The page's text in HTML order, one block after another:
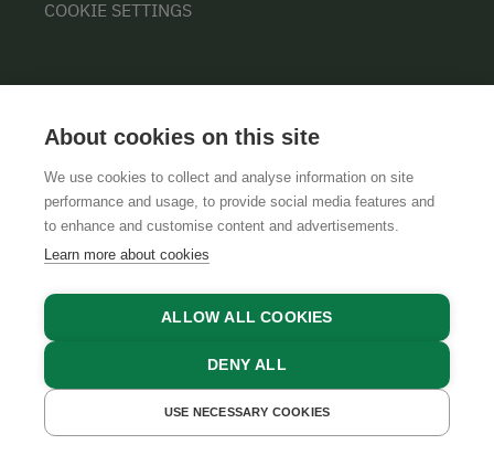
GET A QUOTE
COOKIE SETTINGS
GTCSLEGAL NOTICEDATA PROTECTION
About cookies on this site
We use cookies to collect and analyse information on site
performance and usage, to provide social media features and
to enhance and customise content and advertisements.
Learn more about cookies
ALLOW ALL COOKIES
DENY ALL
USE NECESSARY COOKIES